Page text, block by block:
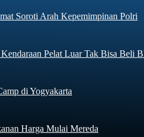
Soroti Arah Kepemimpinan Polri
Pelat Luar Tak Bisa Beli
di Yogyakarta
Harga Mulai Mereda